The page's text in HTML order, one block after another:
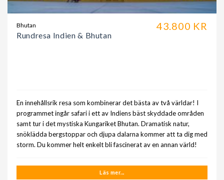
43.800 KR
Bhutan
Rundresa Indien & Bhutan
En innehållsrik resa som kombinerar det bästa av två världar! I
programmet ingår safari i ett av Indiens bäst skyddade områden
samt tur i det mystiska Kungariket Bhutan. Dramatisk natur,
snöklädda bergstoppar och djupa dalarna kommer att ta dig med
storm. Du kommer helt enkelt bli fascinerat av en annan värld!
Läs mer...